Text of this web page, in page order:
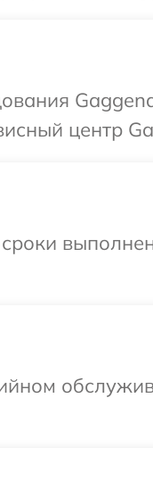
центр